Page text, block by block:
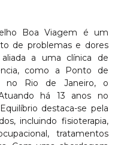
Boa Viagem é um
de problemas e dores
a uma clínica de
como a Ponto de
no Rio de Janeiro, o
há 13 anos no
destaca-se pela
incluindo fisioterapia,
tratamentos